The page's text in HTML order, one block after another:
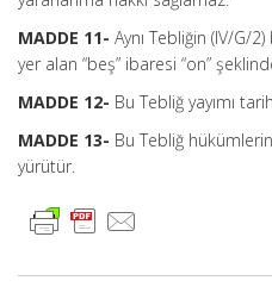
MADDE 11- Aynı Tebliğin (IV/G/
yer alan “beş” ibaresi “on”
MADDE 12- Bu Tebliğ yayımı
MADDE 13- Bu Tebliğ
yürütür.